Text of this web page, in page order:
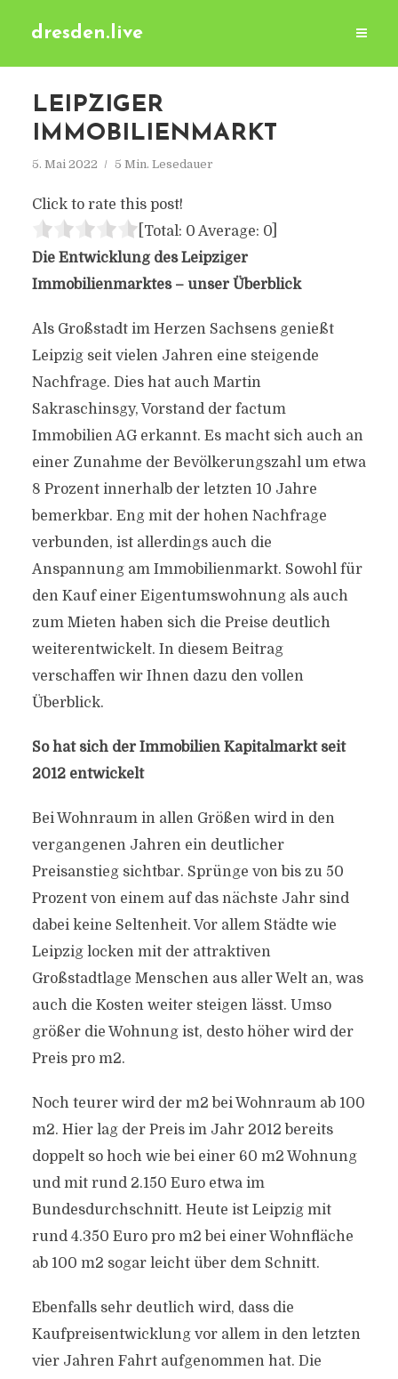
dresden.live
LEIPZIGER
IMMOBILIENMARKT
5. Mai 2022 5 Min. Lesedauer
Click to rate this post!
[Total: 0 Average: 0]
Die Entwicklung des Leipziger
Immobilienmarktes – unser Überblick
Als Großstadt im Herzen Sachsens genießt
Leipzig seit vielen Jahren eine steigende
Nachfrage. Dies hat auch Martin
Sakraschinsgy, Vorstand der factum
Immobilien AG erkannt. Es macht sich auch an
einer Zunahme der Bevölkerungszahl um etwa
8 Prozent innerhalb der letzten 10 Jahre
bemerkbar. Eng mit der hohen Nachfrage
verbunden, ist allerdings auch die
Anspannung am Immobilienmarkt. Sowohl für
den Kauf einer Eigentumswohnung als auch
zum Mieten haben sich die Preise deutlich
weiterentwickelt. In diesem Beitrag
verschaffen wir Ihnen dazu den vollen
Überblick.
So hat sich der Immobilien Kapitalmarkt seit
2012 entwickelt
Bei Wohnraum in allen Größen wird in den
vergangenen Jahren ein deutlicher
Preisanstieg sichtbar. Sprünge von bis zu 50
Prozent von einem auf das nächste Jahr sind
dabei keine Seltenheit. Vor allem Städte wie
Leipzig locken mit der attraktiven
Großstadtlage Menschen aus aller Welt an, was
auch die Kosten weiter steigen lässt. Umso
größer die Wohnung ist, desto höher wird der
Preis pro m2.
Noch teurer wird der m2 bei Wohnraum ab 100
m2. Hier lag der Preis im Jahr 2012 bereits
doppelt so hoch wie bei einer 60 m2 Wohnung
und mit rund 2.150 Euro etwa im
Bundesdurchschnitt. Heute ist Leipzig mit
rund 4.350 Euro pro m2 bei einer Wohnfläche
ab 100 m2 sogar leicht über dem Schnitt.
Ebenfalls sehr deutlich wird, dass die
Kaufpreisentwicklung vor allem in den letzten
vier Jahren Fahrt aufgenommen hat. Die